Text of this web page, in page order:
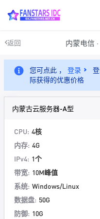
返回 内蒙电信
您可点此 ， 登录
际获得的优惠价格
内蒙古云服务器-A型
CPU: 4核
内存: 4G
IPv4: 1个
带宽: 10M峰值
系统: Windows/Linux
数据盘: 50G
防御: 10G